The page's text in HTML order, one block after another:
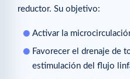
reductor. Su objetivo:
Activar la
Favorecer el drenaje de
estimulación del flujo